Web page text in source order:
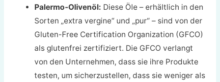
Palermo-Olivenöl: Diese Öle – erhältlich in den
Sorten „extra vergine“ und „pur“ – sind von der
Gluten-Free Certification Organization (GFCO)
als glutenfrei zertifiziert. Die GFCO verlangt
von den Unternehmen, dass sie ihre Produkte
testen, um sicherzustellen, dass sie weniger als